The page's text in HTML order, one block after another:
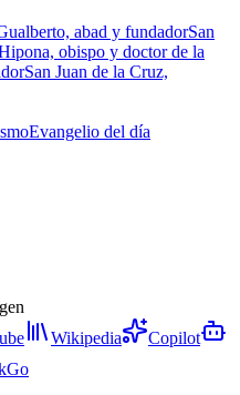
abad y fundadorSan
obispo y doctor de la
San Juan de la Cruz,
Evangelio del día
Wikipedia
Copilot